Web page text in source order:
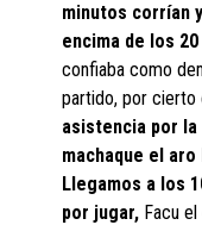
minutos corrían
encima de los
confiaba como
partido, por cierto
asistencia por la
machaque el
Llegamos a los
por jugar, Facu